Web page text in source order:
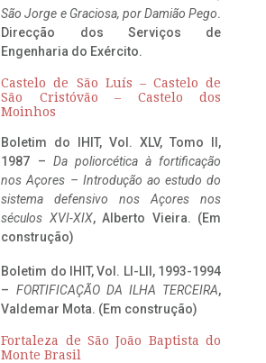
São Jorge e Graciosa, por Damião Pego.
Direcção dos Serviços de
Engenharia do Exército.
Castelo de São Luís – Castelo de
São Cristóvão – Castelo dos
Moinhos
Boletim do IHIT, Vol. XLV, Tomo II,
1987 – Da poliorcética à fortificação
nos Açores – Introdução ao estudo do
sistema defensivo nos Açores nos
séculos XVI-XIX, Alberto Vieira. (Em
construção)
Boletim do IHIT, Vol. LI-LII, 1993-1994
– FORTIFICAÇÃO DA ILHA TERCEIRA,
Valdemar Mota. (Em construção)
Fortaleza de São João Baptista do
Monte Brasil